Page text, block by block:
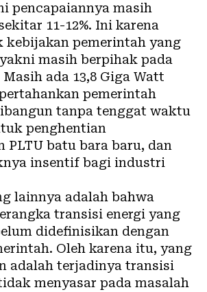
pencapaiannya masih
11-12%. Ini karena
kebijakan pemerintah yang
masih berpihak pada
ada 13,8 Giga Watt
pemerintah
tanpa tenggat waktu
penghentian
PLTU batu bara baru, dan
insentif bagi industri
lainnya adalah bahwa
transisi energi yang
didefinisikan dengan
Oleh karena itu, yang
adalah terjadinya transisi
menyasar pada masalah